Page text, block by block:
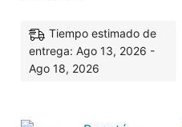
Tiempo estimado de
entrega: Ago 13, 2026 -
Ago 18, 2026